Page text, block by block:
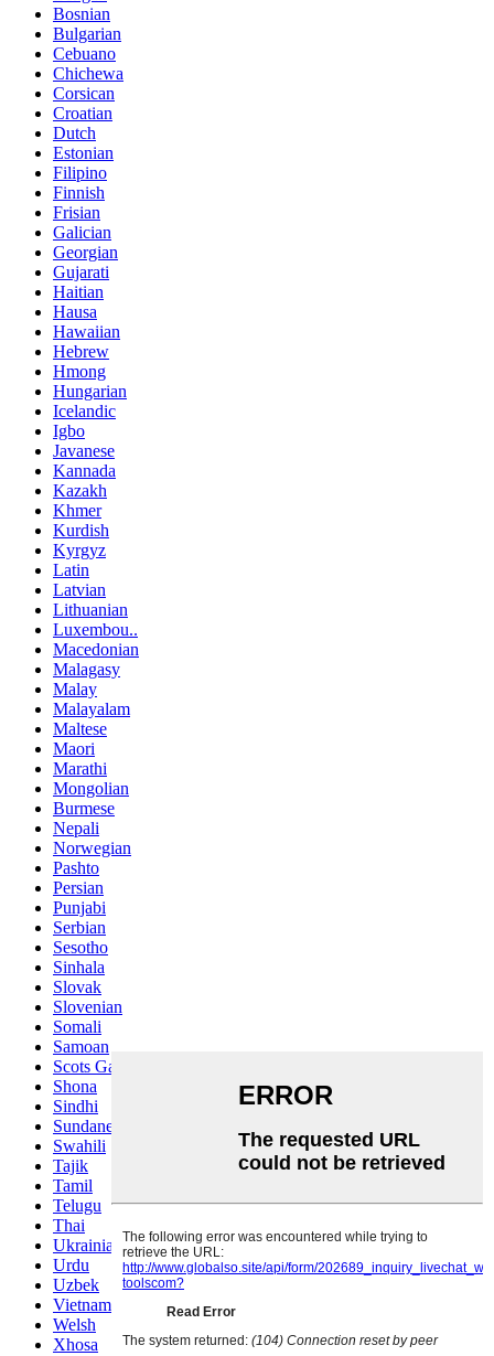
Bosnian
Bulgarian
Cebuano
Chichewa
Corsican
Croatian
Dutch
Estonian
Filipino
Finnish
Frisian
Galician
Georgian
Gujarati
Haitian
Hausa
Hawaiian
Hebrew
Hmong
Hungarian
Icelandic
Igbo
Javanese
Kannada
Kazakh
Khmer
Kurdish
Kyrgyz
Latin
Latvian
Lithuanian
Luxembou..
Macedonian
Malagasy
Malay
Malayalam
Maltese
Maori
Marathi
Mongolian
Burmese
Nepali
Norwegian
Pashto
Persian
Punjabi
Serbian
Sesotho
Sinhala
Slovak
Slovenian
Somali
Samoan
Scots Gaelic
Shona
Sindhi
Sundanese
Swahili
Tajik
Tamil
Telugu
Thai
Ukrainian
Urdu
Uzbek
Vietnamese
Welsh
Xhosa